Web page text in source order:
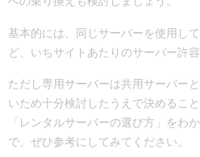
基本的には、同じサーバーを使用し
ど、いちサイトあたりのサーバー許
ただし専用サーバーは共用サーバー
いため十分検討したうえで決めるこ
「レンタルサーバーの選び方」をわ
で、ぜひ参考にしてみてください。